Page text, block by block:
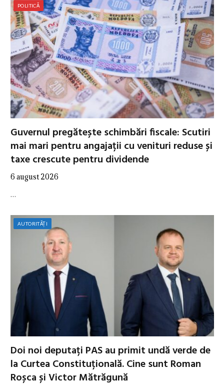
POLITICĂ
Guvernul pregătește schimbări fiscale: Scutiri
mai mari pentru angajații cu venituri reduse și
taxe crescute pentru dividende
6 august 2026
…
AUTORITĂȚI
Doi noi deputați PAS au primit undă verde de
la Curtea Constituțională. Cine sunt Roman
Roșca și Victor Mătrăgună